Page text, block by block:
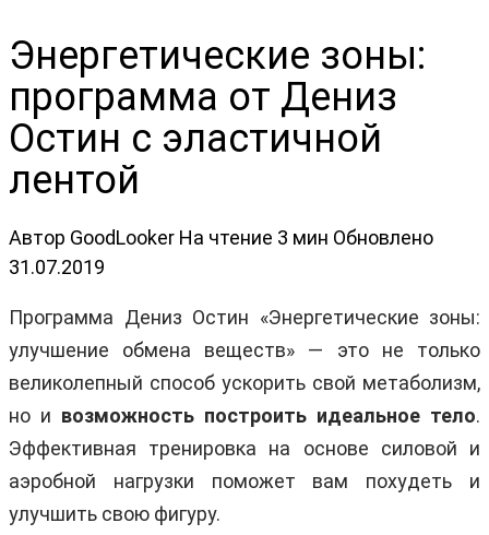
Энергетические зоны:
программа от Дениз
Остин с эластичной
лентой
Автор GoodLooker На чтение 3 мин Обновлено
31.07.2019
Программа Дениз Остин «Энергетические зоны:
улучшение обмена веществ» — это не только
великолепный способ ускорить свой метаболизм,
но и возможность построить идеальное тело.
Эффективная тренировка на основе силовой и
аэробной нагрузки поможет вам похудеть и
улучшить свою фигуру.